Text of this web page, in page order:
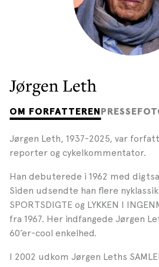
Jørgen Leth
OM FORFATTEREN
Jørgen Leth, 1937-2025, var
reporter og cykelkommentator.
Han debuterede i 1962 med
Siden udsendte han flere
SPORTSDIGTE og LYKKEN I
fra 1967. Her indfangede Jørgen
60’er-cool enkelhed.
I 2002 udkom Jørgen Leths